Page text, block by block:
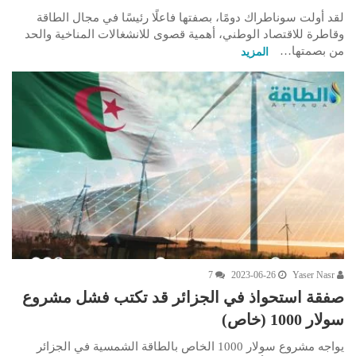
لقد أولت سوناطراك دومًا، بصفتها فاعلًا رئيسًا في مجال الطاقة
وقاطرة للاقتصاد الوطني، أهمية قصوى للانشغالات المناخية والحد
من بصمتها…
المزيد
2023-06-26
7
صفقة استحواذ في الجزائر قد تكتب فشل مشروع
سولار 1000 (خاص)
يواجه مشروع سولار 1000 الخاص بالطاقة الشمسية في الجزائر